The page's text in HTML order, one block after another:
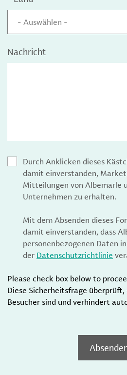
- Auswählen -
Nachricht
Durch Anklicken dieses
damit einverstanden,
Mitteilungen von Albemarle
Unternehmen zu erhalten.
Mit dem Absenden dieses
damit einverstanden, dass
personenbezogenen Daten
der Datenschutzrichtlinie
Please check box below to
Diese Sicherheitsfrage
Besucher sind und verhindert